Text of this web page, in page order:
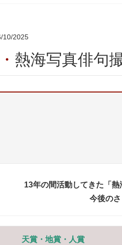
10/2025
承・熱海写真
13年の間活動してきた「
今後の
天賞・地賞・人賞